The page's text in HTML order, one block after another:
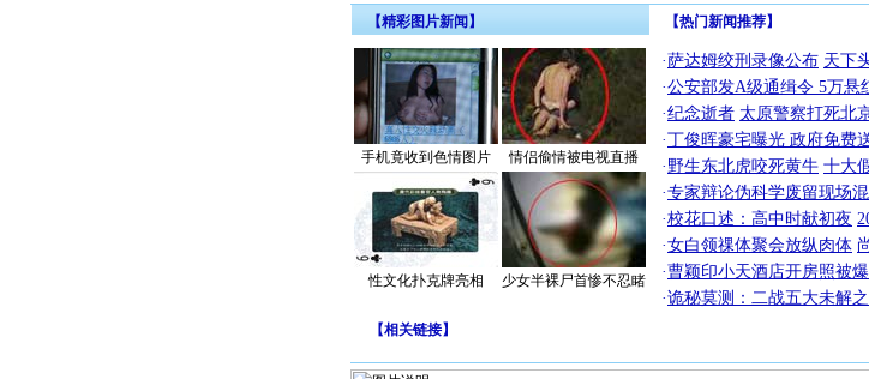
【精彩图片新闻】
手机竟收到色情图片 情侣偷情被电视直播
性文化扑克牌亮相 少女半裸尸首惨不忍睹
【热门新闻推荐】
·萨达姆绞刑录像公布 天下
·公安部发A级通缉令 5万悬
·纪念逝者 太原警察打死北
·丁俊晖豪宅曝光 政府免费
·野生东北虎咬死黄牛 十大
·专家辩论伪科学废留现场
·校花口述：高中时献初夜
·女白领祼体聚会放纵肉体
·曹颖印小天酒店开房照被爆
·诡秘莫测：二战五大未解
【相关链接】